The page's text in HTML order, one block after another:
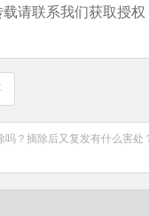
载请联系我们获取授权
吗？摘除后又复发有什么害处